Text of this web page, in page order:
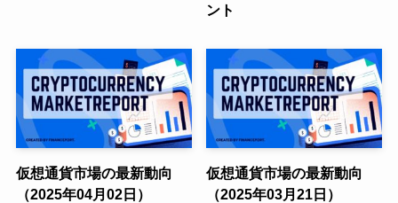
ント
仮想通貨市場の最新動向
（2025年04月02日）
仮想通貨市場の最新動向
（2025年03月21日）